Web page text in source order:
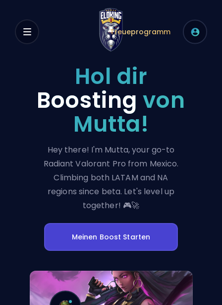
Treueprogramm
Hol dir
Boosting von
Mutta!
Hey there! I'm Mutta, your go-to
Radiant Valorant Pro from Mexico.
Climbing both LATAM and NA
regions since beta. Let's level up
together! 🎮🚀
Meinen Boost Starten